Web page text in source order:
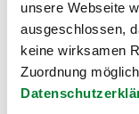
unsere Webseite
ausgeschlossen,
keine wirksamen
Zuordnung